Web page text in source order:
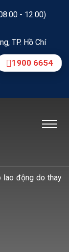
- 12:00)
TP. Hồ Chí
lao động do thay
1900 6654